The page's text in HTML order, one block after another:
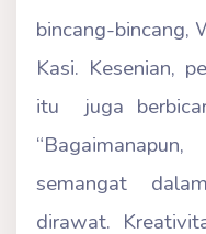
bincang-bincang,
Kasi. Kesenian,
itu juga
semangat
dirawat.